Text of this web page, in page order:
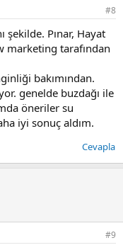
#8
şekilde. Pınar, Hayat
marketing tarafından
bakımından.
genelde buzdağı ile
öneriler su
iyi sonuç aldım.
Cevapla
#9